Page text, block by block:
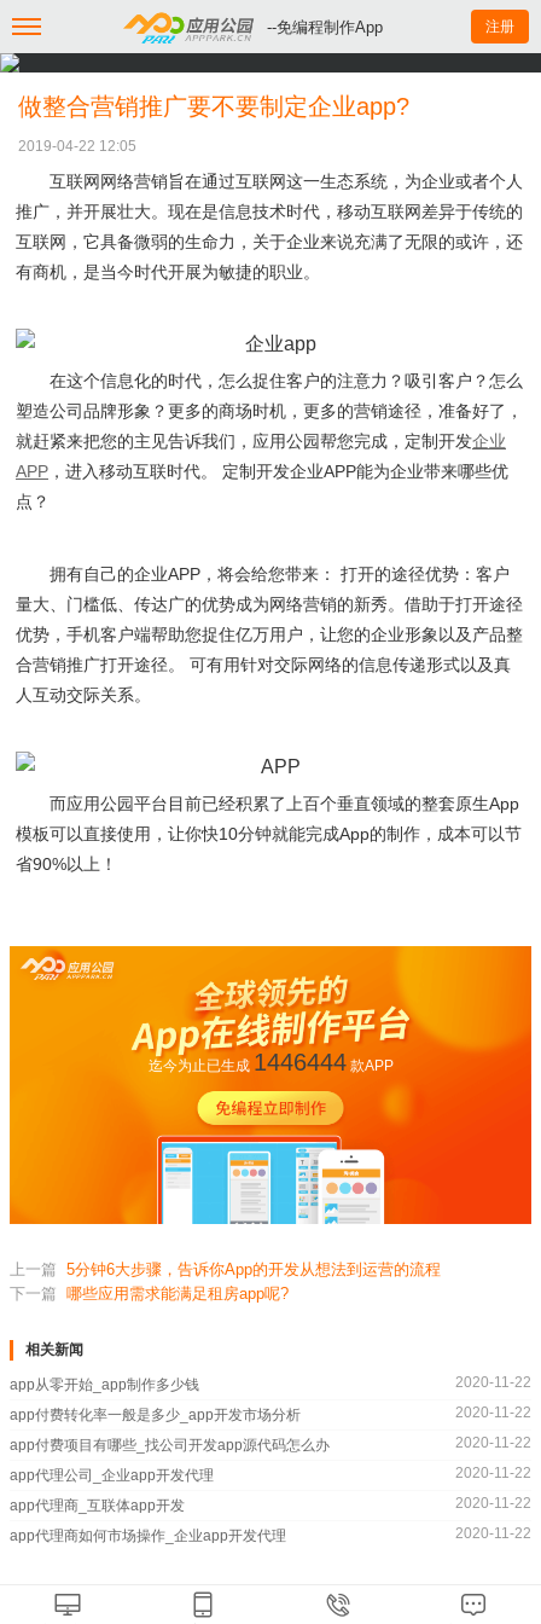
--免编程制作App 注册
做整合营销推广要不要制定企业app?
2019-04-22 12:05
互联网网络营销旨在通过互联网这一生态系统，为企业或者个人
推广，并开展壮大。现在是信息技术时代，移动互联网差异于传统的
互联网，它具备微弱的生命力，关于企业来说充满了无限的或许，还
有商机，是当今时代开展为敏捷的职业。
在这个信息化的时代，怎么捉住客户的注意力？吸引客户？怎么
塑造公司品牌形象？更多的商场时机，更多的营销途径，准备好了，
就赶紧来把您的主见告诉我们，应用公园帮您完成，定制开发企业
APP ，进入移动互联时代。 定制开发企业APP能为企业带来哪些优
点？
拥有自己的企业APP，将会给您带来： 打开的途径优势：客户
量大、门槛低、传达广的优势成为网络营销的新秀。借助于打开途径
优势，手机客户端帮助您捉住亿万用户，让您的企业形象以及产品整
合营销推广打开途径。 可有用针对交际网络的信息传递形式以及真
人互动交际关系。
而应用公园平台目前已经积累了上百个垂直领域的整套原生App
模板可以直接使用，让你快10分钟就能完成App的制作，成本可以节
省90%以上！
迄今为止已生成 1446444款APP
上一篇 5分钟6大步骤，告诉你App的开发从想法到运营的流程
下一篇 哪些应用需求能满足租房app呢?
相关新闻
app从零开始_app制作多少钱
2020-11-22
app付费转化率一般是多少_app开发市场分析
2020-11-22
app付费项目有哪些_找公司开发app源代码怎么办
2020-11-22
app代理公司_企业app开发代理
2020-11-22
app代理商_互联体app开发
2020-11-22
app代理商如何市场操作_企业app开发代理
2020-11-22